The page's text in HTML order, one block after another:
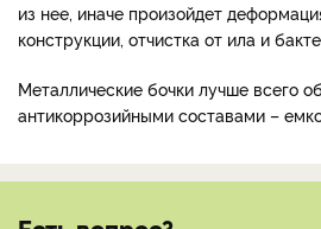
из нее, иначе произойдет
конструкции, отчистка от ила и
Металлические бочки лучше всего
антикоррозийными составами –